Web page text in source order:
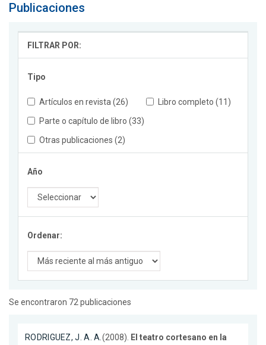
Publicaciones
FILTRAR POR:
Tipo
Artículos en revista (26)
Libro completo (11)
Parte o capítulo de libro (33)
Otras publicaciones (2)
Año
Ordenar:
Se encontraron 72 publicaciones
RODRIGUEZ, J. A. A.(2008). El teatro cortesano en la